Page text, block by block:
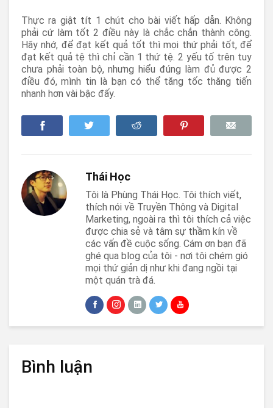
Thực ra giật tít 1 chút cho bài viết hấp dẫn. Không
phải cứ làm tốt 2 điều này là chắc chắn thành công.
Hãy nhớ, để đạt kết quả tốt thì mọi thứ phải tốt, để
đạt kết quả tệ thì chỉ cần 1 thứ tệ. 2 yếu tố trên tuy
chưa phải toàn bộ, nhưng hiểu đúng làm đủ được 2
điều đó, mình tin là bạn có thể tăng tốc thăng tiến
nhanh hơn vài bậc đấy.
Thái Học
Tôi là Phùng Thái Học. Tôi thích viết,
thích nói về Truyền Thông và Digital
Marketing, ngoài ra thì tôi thích cả việc
được chia sẻ và tâm sự thầm kín về
các vấn đề cuộc sống. Cám ơn bạn đã
ghé qua blog của tôi - nơi tôi chém gió
mọi thứ giản dị như khi đang ngồi tại
một quán trà đá.
Bình luận